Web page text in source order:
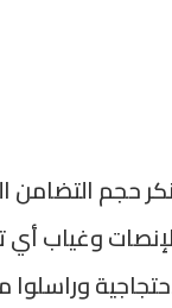
حجم
وغياب